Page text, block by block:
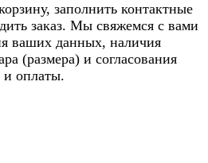
заполнить контактные
заказ. Мы свяжемся с вами
ваших данных, наличия
(размера) и согласования
и оплаты.